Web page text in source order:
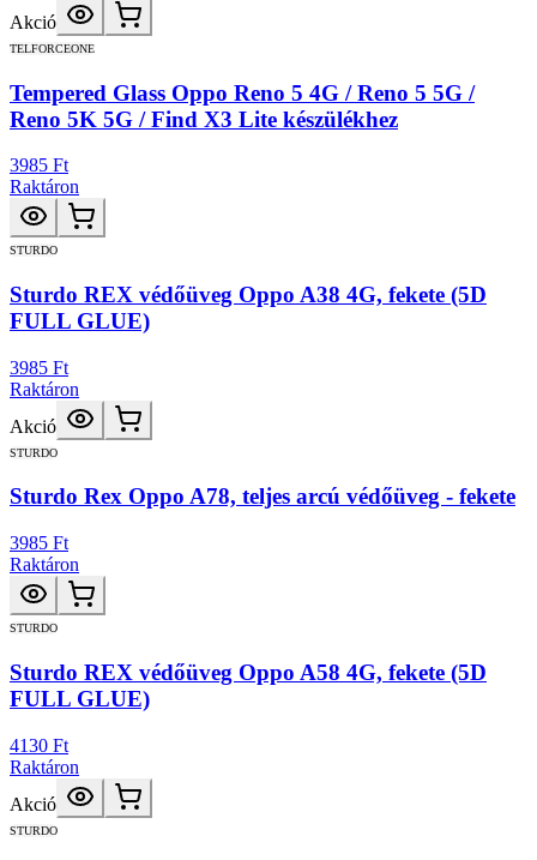
Akció
TELFORCEONE
Tempered Glass Oppo Reno 5 4G / Reno 5 5G /
Reno 5K 5G / Find X3 Lite készülékhez
3985 Ft
Raktáron
STURDO
Sturdo REX védőüveg Oppo A38 4G, fekete (5D
FULL GLUE)
3985 Ft
Raktáron
Akció
STURDO
Sturdo Rex Oppo A78, teljes arcú védőüveg - fekete
3985 Ft
Raktáron
STURDO
Sturdo REX védőüveg Oppo A58 4G, fekete (5D
FULL GLUE)
4130 Ft
Raktáron
Akció
STURDO